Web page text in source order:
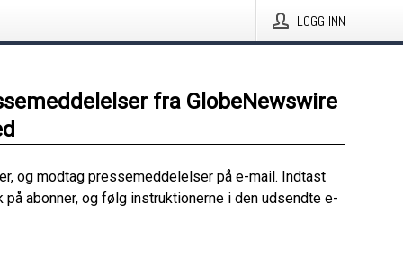
LOGG INN
fra GlobeNewswire
og modtag pressemeddelelser på e-mail. Indtast
på abonner, og følg instruktionerne i den udsendte e-